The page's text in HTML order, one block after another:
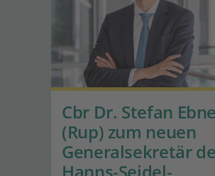
Cbr Dr. Stefan
(Rup) zum neuen
Generalsekretär